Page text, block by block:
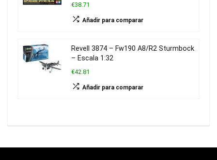
€38.71
Añadir para comparar
Revell 3874 – Fw190 A8/R2 Sturmbock
– Escala 1:32
€42.81
Añadir para comparar